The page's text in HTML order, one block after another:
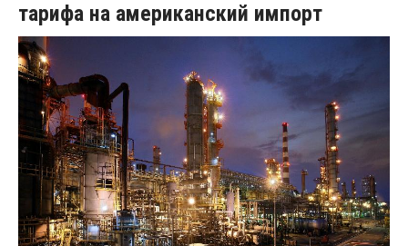
тарифа на американский импорт